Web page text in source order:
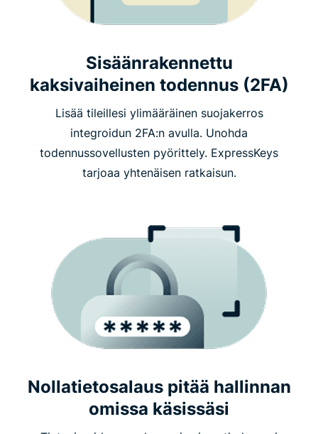
Sisäänrakennettu
kaksivaiheinen todennus (2FA)
Lisää tileillesi ylimääräinen suojakerros
integroidun 2FA:n avulla. Unohda
todennussovellusten pyörittely. ExpressKeys
tarjoaa yhtenäisen ratkaisun.
Nollatietosalaus pitää hallinnan
omissa käsissäsi